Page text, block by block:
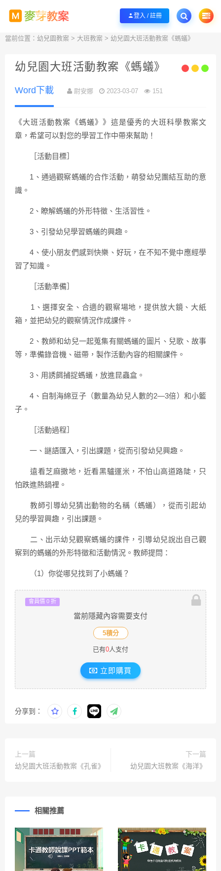
歡迎您光臨麥芽教案，本站提供教PPT、教案、圖片、影片、幼兒園資源下載!立
登入 / 註冊
當前位置： 幼兒園教案 > 大班教案 > 幼兒園大班活動教案《螞蟻》
幼兒園大班活動教案《螞蟻》
Word下載 尉安娜 2023-03-07 151
《大班活動教案《螞蟻》》這是優秀的大班科學教案文
章，希望可以對您的學習工作中帶來幫助！
［活動目標］
1、通過觀察螞蟻的合作活動，萌發幼兒團結互助的意
識。
2、瞭解螞蟻的外形特徵、生活習性。
3、引發幼兒學習螞蟻的興趣。
4、使小朋友們感到快樂、好玩，在不知不覺中應經學
習了知識。
［活動準備］
1、選擇安全、合適的觀察場地，提供放大鏡、大紙
箱，並把幼兒的觀察情況作成課件。
2、教師和幼兒一起蒐集有關螞蟻的圖片、兒歌、故事
等，準備錄音機、磁帶，製作活動內容的相關課件。
3、用誘餌捕捉螞蟻，放進昆蟲盒。
4、自制海綿豆子（數量為幼兒人數的2—3倍）和小籃
子。
［活動過程］
一、謎語匯入，引出課題，從而引發幼兒興趣。
遠看芝麻撒地，近看黑驢運米，不怕山高道路陡，只
怕跌進熱鍋裡。
教師引導幼兒猜出動物的名稱（螞蟻），從而引起幼
兒的學習興趣，引出課題。
二、出示幼兒觀察螞蟻的課件，引導幼兒說出自己觀
察到的螞蟻的外形特徵和活動情況。教師提問：
（1）你從哪兒找到了小螞蟻？
會員價 0 折
當前隱藏內容需要支付
5積分
已有0人支付
立即購買
分享到：
上一篇
幼兒園大班活動教案《孔雀》
下一篇
幼兒園大班教案《海洋》
相關推薦